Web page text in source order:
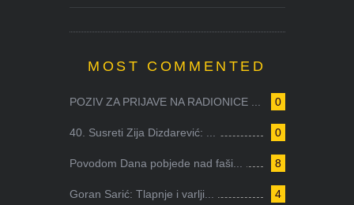
MOST COMMENTED
0
POZIV ZA PRIJAVE NA RADIONICE ...
0
40. Susreti Zija Dizdarević: ...
8
Povodom Dana pobjede nad faši...
4
Goran Sarić: Tlapnje i varlji...